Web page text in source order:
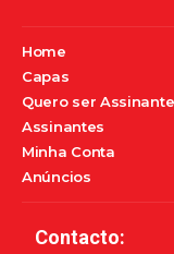
Home
Capas
Quero ser Assinante
Assinantes
Minha Conta
Anúncios
Contacto: